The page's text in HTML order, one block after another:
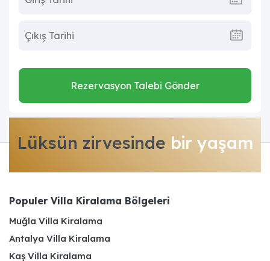
Rezervasyon Talebi Gönder
Lüksün zirvesinde bir yaşam
Populer Villa Kiralama Bölgeleri
Muğla Villa Kiralama
Antalya Villa Kiralama
Kaş Villa Kiralama